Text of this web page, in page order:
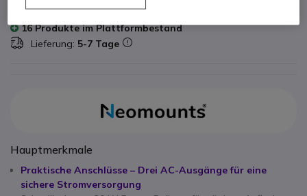
Nicht lieferbar
16 Produkte im Plattformbestand
Lieferung: 5-7 Tage
Hauptmerkmale
Praktische Anschlüsse – Drei AC-Ausgänge für eine
sichere Stromversorgung